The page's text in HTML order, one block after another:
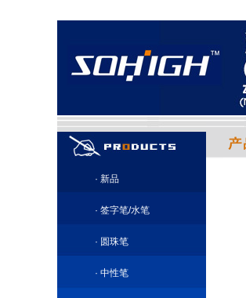
· 新品
· 签字笔/水笔
· 圆珠笔
· 中性笔